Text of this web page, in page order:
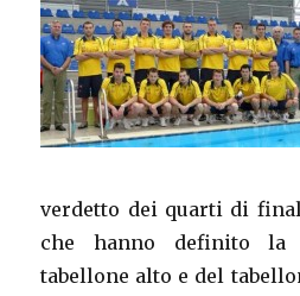
verdetto dei quarti di
che hanno definito la
tabellone alto e del